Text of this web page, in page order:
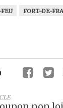
FORT-DE-